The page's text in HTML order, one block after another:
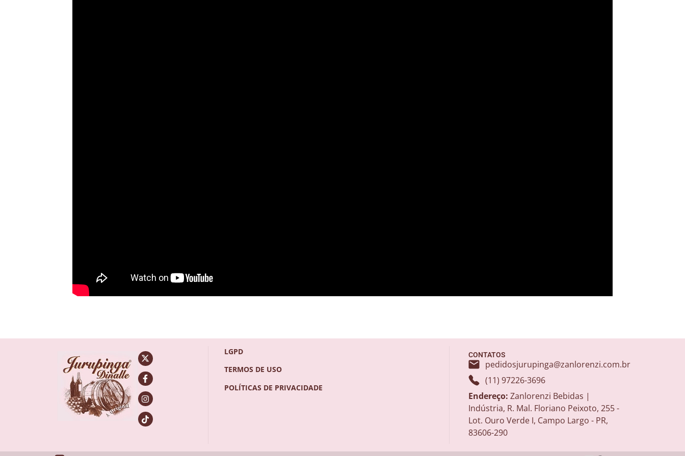
LGPD
TERMOS DE USO
POLÍTICAS DE PRIVACIDADE
CONTATOS
pedidosjurupinga@zanlorenzi.com.br
(11) 97226-3696
Endereço: Zanlorenzi Bebidas |
Indústria, R. Mal. Floriano Peixoto, 255 -
Lot. Ouro Verde I, Campo Largo - PR,
83606-290